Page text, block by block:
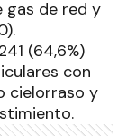
gas de red y
(64,6%)
con
cielorraso y